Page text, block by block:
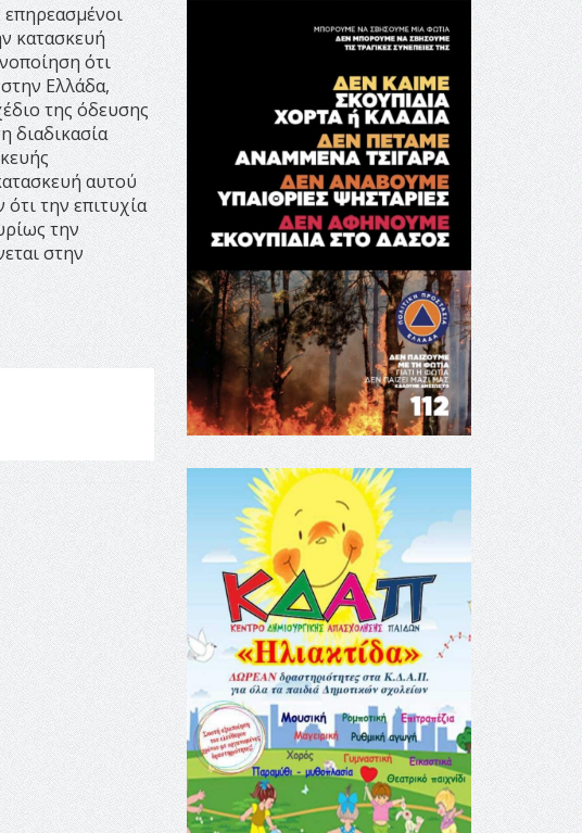
κατασκευή
ότι
Ελλάδα,
της όδευσης
διαδικασία
αυτού
την επιτυχία
την
στην